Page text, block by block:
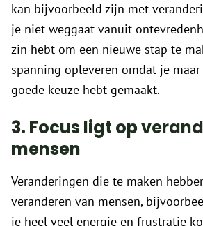
kan bijvoorbeeld zijn met
je niet weggaat vanuit
zin hebt om een nieuwe stap te
spanning opleveren omdat je
goede keuze hebt gemaakt.
3. Focus ligt op
mensen
Veranderingen die te maken
veranderen van mensen,
je heel veel energie en frustratie